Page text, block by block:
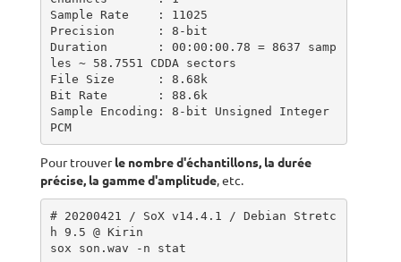
Sample Rate    : 11025
Precision      : 8-bit
Duration       : 00:00:00.78 = 8637 samp
les ~ 58.7551 CDDA sectors
File Size      : 8.68k
Bit Rate       : 88.6k
Sample Encoding: 8-bit Unsigned Integer
PCM
Pour trouverle nombre d'échantillons, la durée
précise, la gamme d'amplitude, etc.
# 20200421 / SoX v14.4.1 / Debian Stretc
h 9.5 @ Kirin
sox son.wav -n stat